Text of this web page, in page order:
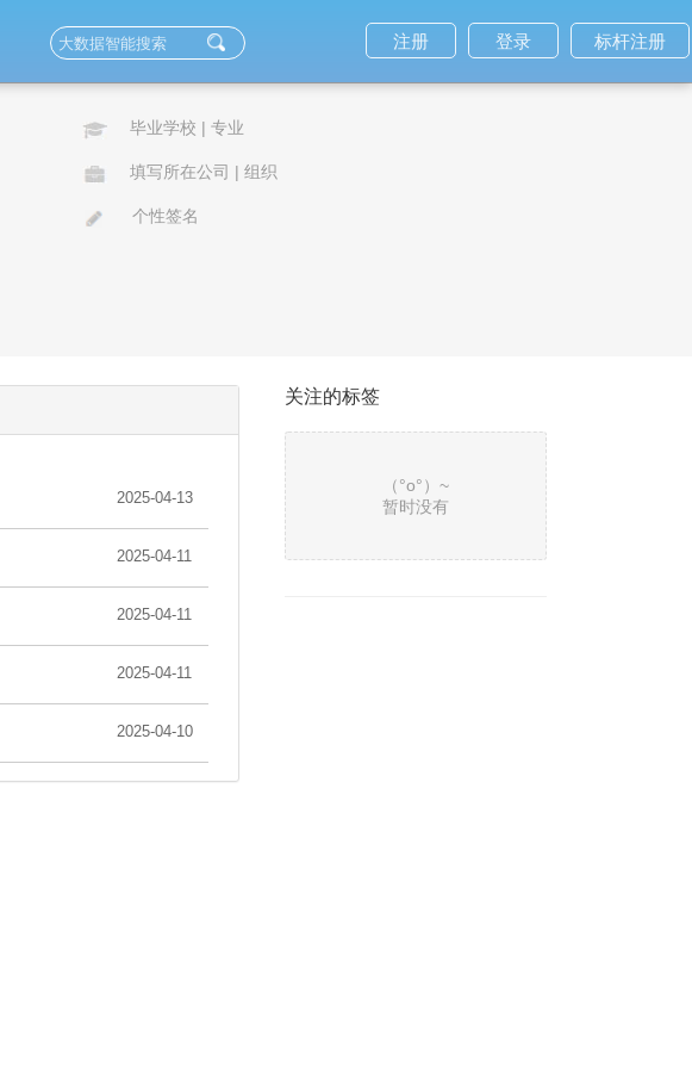
标杆注册
登录
注册
毕业学校 | 专业
填写所在公司 | 组织
个性签名
2025-04-13
2025-04-11
2025-04-11
2025-04-11
2025-04-10
关注的标签
（°ο°）~
暂时没有